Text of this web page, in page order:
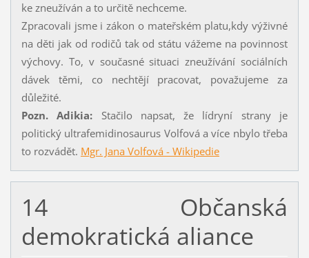
ke zneužíván a to určitě nechceme.
Zpracovali jsme i zákon o mateřském platu,kdy výživné
na děti jak od rodičů tak od státu vážeme na povinnost
výchovy. To, v současné situaci zneužívání sociálních
dávek těmi, co nechtějí pracovat, považujeme za
důležité.
Pozn. Adikia: Stačilo napsat, že lídryní strany je
politický ultrafemidinosaurus Volfová a více nbylo třeba
to rozvádět. Mgr. Jana Volfová - Wikipedie
14 Občanská
demokratická aliance